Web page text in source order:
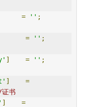
= '' ;
= '' ;
] = '' ;
]
=
书
]
=